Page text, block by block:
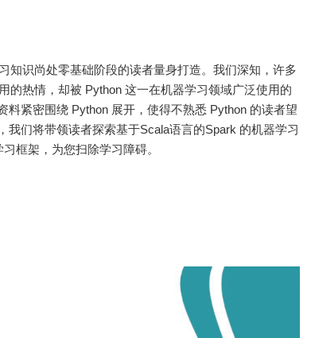
知识尚处零基础阶段的读者量身打造。我们深知，许多
的热情，却被 Python 这一在机器学习领域广泛使用的
料紧密围绕 Python 展开，使得不熟悉 Python 的读者望
我们将带领读者探索基于Scala语言的Spark 的机器学习
框架，为您扫除学习障碍。